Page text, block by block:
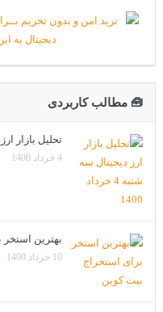
🧰 مطالب کاربردی
تحلیل بازار ارز
4 خرداد 1400
بهترین
10 خرداد 1400